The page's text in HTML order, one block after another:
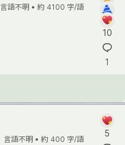
言語不明 • 約 4100 字/語
10
1
言語不明 • 約 400 字/語
5